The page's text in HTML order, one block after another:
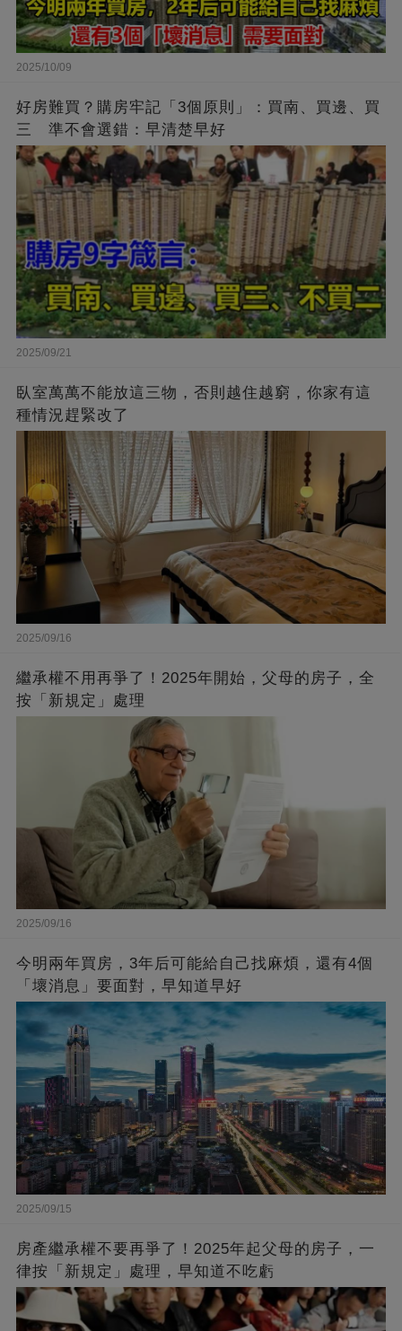
2025/10/09
好房難買？購房牢記「3個原則」：買南、買邊、買
三 準不會選錯：早清楚早好
2025/09/21
臥室萬萬不能放這三物，否則越住越窮，你家有這
種情況趕緊改了
2025/09/16
繼承權不用再爭了！2025年開始，父母的房子，全
按「新規定」處理
2025/09/16
今明兩年買房，3年后可能給自己找麻煩，還有4個
「壞消息」要面對，早知道早好
2025/09/15
房產繼承權不要再爭了！2025年起父母的房子，一
律按「新規定」處理，早知道不吃虧